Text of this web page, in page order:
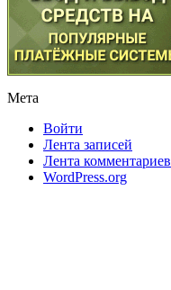
Мета
Войти
Лента записей
Лента комментариев
WordPress.org